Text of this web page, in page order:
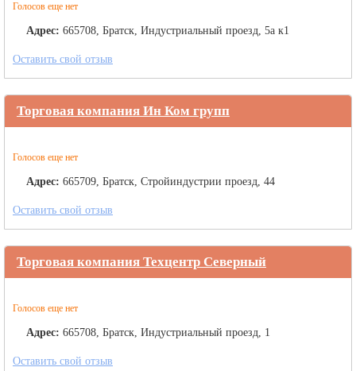
Голосов еще нет
Адрес: 665708, Братск, Индустриальный проезд, 5а к1
Оставить свой отзыв
Торговая компания Ин Ком групп
Голосов еще нет
Адрес: 665709, Братск, Стройиндустрии проезд, 44
Оставить свой отзыв
Торговая компания Техцентр Северный
Голосов еще нет
Адрес: 665708, Братск, Индустриальный проезд, 1
Оставить свой отзыв